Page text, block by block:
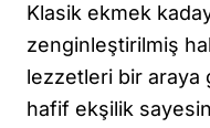
Klasik ekmek
zenginleştirilmiş
lezzetleri bir araya
hafif ekşilik